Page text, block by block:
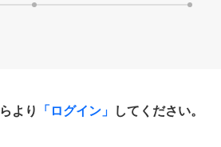
より 「ログイン」 してください。